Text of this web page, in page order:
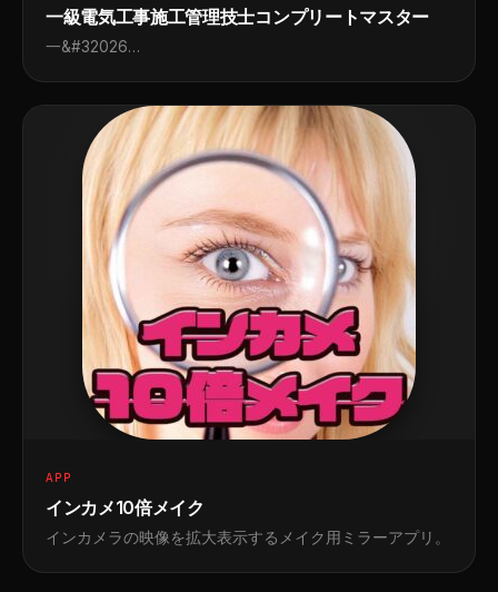
一級電気工事施工管理技士コンプリートマスター
一&#32026…
APP
インカメ10倍メイク
インカメラの映像を拡大表示するメイク用ミラーアプリ。